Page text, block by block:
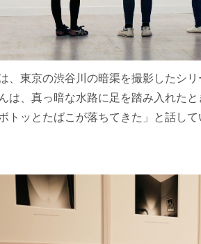
、東京の渋谷川の暗渠を撮影したシ
は、真っ暗な水路に足を踏み入れた
トッとたばこが落ちてきた」と話し